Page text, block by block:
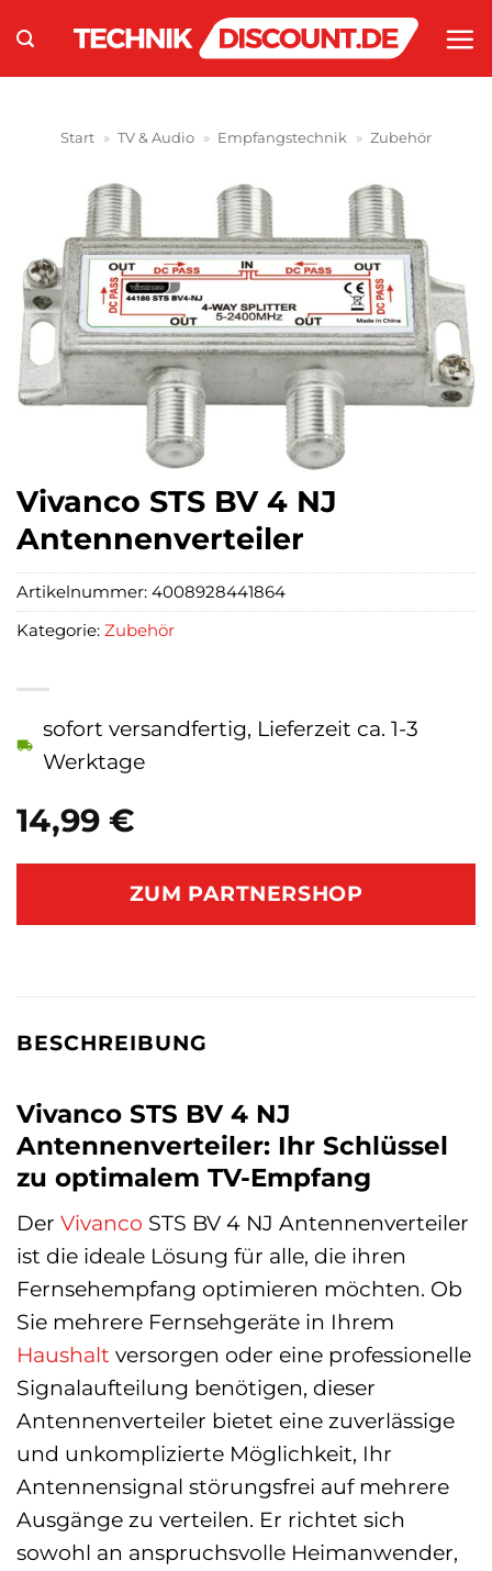
Inhalt
springen
Start » TV & Audio » Empfangstechnik » Zubehör
Vivanco STS BV 4 NJ
Antennenverteiler
14,99 €
sofort versandfertig, Lieferzeit ca. 1-3
Werktage
ZUM PARTNERSHOP
Artikelnummer: 4008928441864
Kategorie: Zubehör
BESCHREIBUNG
Vivanco STS BV 4 NJ
Antennenverteiler: Ihr Schlüssel
zu optimalem TV-Empfang
Der Vivanco STS BV 4 NJ Antennenverteiler
ist die ideale Lösung für alle, die ihren
Fernsehempfang optimieren möchten. Ob
Sie mehrere Fernsehgeräte in Ihrem
Haushalt versorgen oder eine professionelle
Signalaufteilung benötigen, dieser
Antennenverteiler bietet eine zuverlässige
und unkomplizierte Möglichkeit, Ihr
Antennensignal störungsfrei auf mehrere
Ausgänge zu verteilen. Er richtet sich
sowohl an anspruchsvolle Heimanwender,